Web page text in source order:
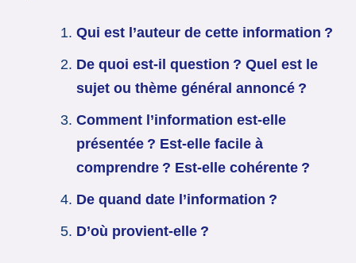
Qui est l’auteur de cette information ?
De quoi est-il question ? Quel est le
sujet ou thème général annoncé ?
Comment l’information est-elle
présentée ? Est-elle facile à
comprendre ? Est-elle cohérente ?
De quand date l’information ?
D’où provient-elle ?